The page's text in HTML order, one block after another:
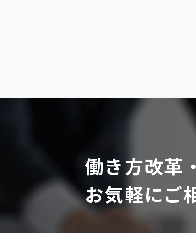
働き方改革
お気軽にご